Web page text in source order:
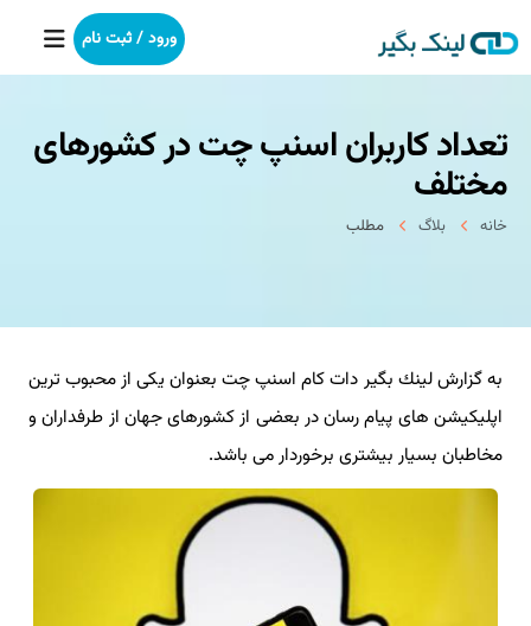
خانه
بکلینک
خدمات ما
درباره ما
آموزش
ورود / ثبت نام
تعداد كاربران اسنپ چت در كشورهای
مختلف
خانه بلاگ مطلب
به گزارش لینك بگیر دات كام اسنپ چت بعنوان یكی از محبوب ترین
اپلیكیشن های پیام رسان در بعضی از كشورهای جهان از طرفداران و
مخاطبان بسیار بیشتری برخوردار می باشد.